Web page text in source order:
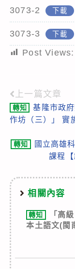
3073-2 下載
3073-3 下載
Post Views:
Read
more
上一篇文章
轉知
基隆市政
作坊（三）」 實
轉知
國立高雄
課程
相關內容
轉知
「高
本土語文(閩